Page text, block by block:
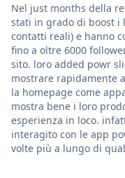
Nel just months della
stati in grado di boost i
contatti reali) e hanno
fino a oltre 6000
sito. loro added powr
mostrare rapidamente
la homepage come
mostra bene i loro
esperienza in loco.
interagito con le app
volte più a lungo di